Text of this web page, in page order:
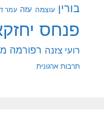
בורין עוצמה עזה עמר
פנחס
רועי צזנה רפורמה
תרבות ארגונית